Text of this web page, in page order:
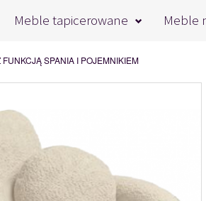
Meble tapicerowane Meble
SPANIA I POJEMNIKIEM